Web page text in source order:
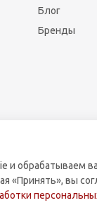
Блог
Бренды
техники.
и обрабатываем
«Принять», вы